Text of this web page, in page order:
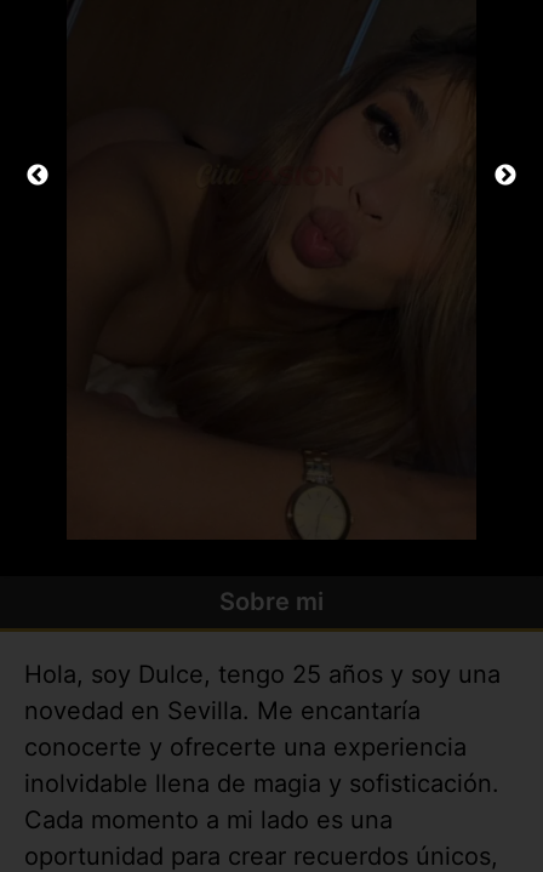
Sobre mi
Hola, soy Dulce, tengo 25 años y soy una
novedad en Sevilla. Me encantaría
conocerte y ofrecerte una experiencia
inolvidable llena de magia y sofisticación.
Cada momento a mi lado es una
oportunidad para crear recuerdos únicos,